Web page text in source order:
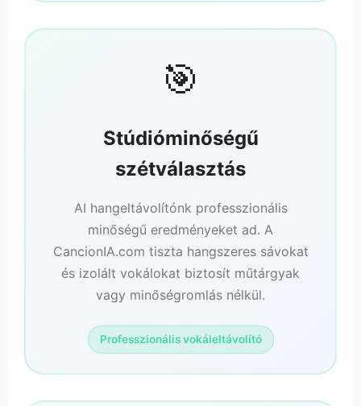
🎯
Stúdióminőségű
szétválasztás
AI hangeltávolítónk professzionális
minőségű eredményeket ad. A
CancionIA.com tiszta hangszeres sávokat
és izolált vokálokat biztosít műtárgyak
vagy minőségromlás nélkül.
Professzionális vokáleltávolító